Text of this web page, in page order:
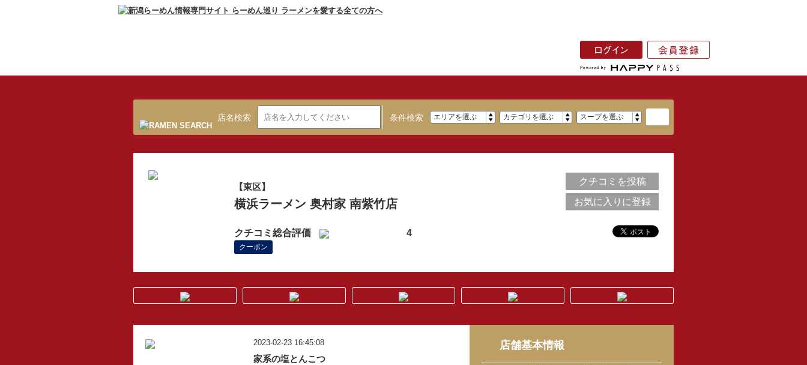
店名検索 条件検索
【東区】
横浜ラーメン 奥村家 南紫竹店
クチコミ総合評価 4
クーポン
クチコミを投稿
お気に入りに登録
2023-02-23 16:45:08
家系の塩とんこつ
店舗基本情報